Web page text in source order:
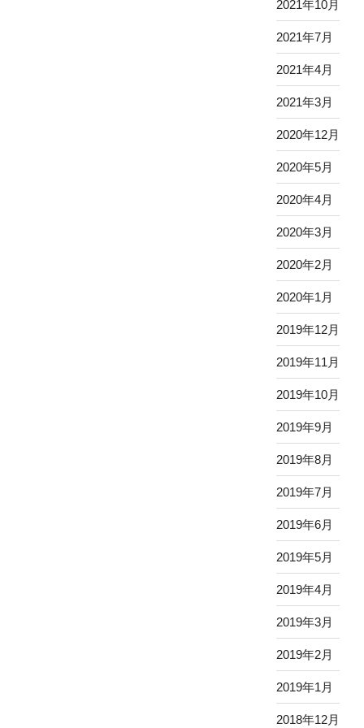
2021年10月
2021年7月
2021年4月
2021年3月
2020年12月
2020年5月
2020年4月
2020年3月
2020年2月
2020年1月
2019年12月
2019年11月
2019年10月
2019年9月
2019年8月
2019年7月
2019年6月
2019年5月
2019年4月
2019年3月
2019年2月
2019年1月
2018年12月